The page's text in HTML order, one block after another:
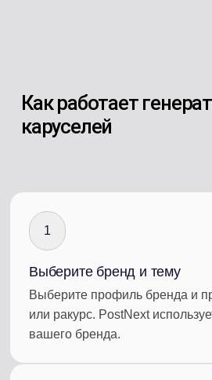
Как работает
каруселей
1
Выберите бренд и тему
Выберите профиль бренда и
или ракурс. PostNext
вашего бренда.